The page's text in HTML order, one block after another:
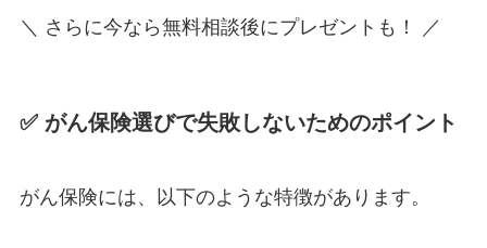
＼ さらに今なら無料相談後にプレゼントも！ ／
✅ がん保険選びで失敗しないためのポイント
がん保険には、以下のような特徴があります。